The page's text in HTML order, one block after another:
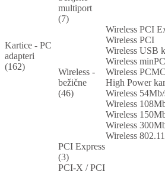
Kartice - PC
adapteri
(162)
multiport
(7)
Wireless -
bežične
(46)
Wireless PCI
Wireless PCI
Wireless USB
Wireless
Wireless
High Power
Wireless
Wireless
Wireless
Wireless
Wireless
PCI Express
(3)
PCI-X / PCI